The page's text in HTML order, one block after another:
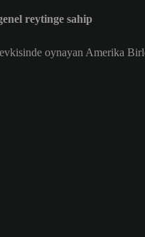
reytinge sahip
oynayan Amerika